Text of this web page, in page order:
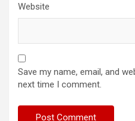
Website
Save my name, email, and
next time I comment.